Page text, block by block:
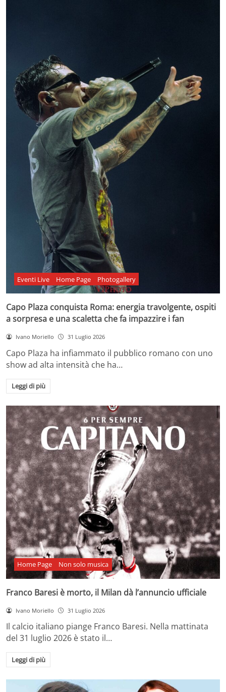
Eventi Live Home Page Photogallery
Capo Plaza conquista Roma: energia travolgente, ospiti
a sorpresa e una scaletta che fa impazzire i fan
Ivano Moriello 31 Luglio 2026
Capo Plaza ha infiammato il pubblico romano con uno
show ad alta intensità che ha…
Leggi di più
Home Page Non solo musica
Franco Baresi è morto, il Milan dà l’annuncio ufficiale
Ivano Moriello 31 Luglio 2026
Il calcio italiano piange Franco Baresi. Nella mattinata
del 31 luglio 2026 è stato il…
Leggi di più